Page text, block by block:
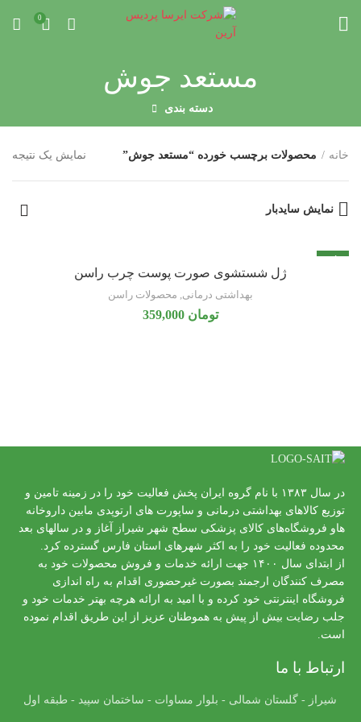
0
مستعد جوش
دسته بندی
خانه محصولات برچسب خورده “مستعد جوش” نمایش یک نتیجه
نمایش سایدبار
تازه
ژل شستشوی صورت پوست چرب راسن
بهداشتی درمانی, محصولات راسن
تومان
در سال ۱۳۸۳ با نام گروه ایران پخش فعالیت خود را در زمینه تامین و
توزیع کالاهای بهداشتی درمانی و ساپورت های ارتوپدی مابین داروخانه
هاو فروشگاه‌های کالای پزشکی سطح شهر شیراز آغاز و در سالهای بعد
محدوده فعالیت خود را به اکثر شهرهای استان فارس گسترده کرد.
از ابتدای سال ۱۴۰۰ جهت ارائه خدمات و فروش محصولات خود به
مصرف کنندگان ارجمند بصورت غیرحضوری اقدام به راه اندازی
فروشگاه اینترنتی خود کرده و با امید به ارائه هرچه بهتر خدمات خود و
جلب رضایت بیش از پیش به هموطنان عزیز از این طریق اقدام نموده
است.
ارتباط با ما
شیراز - گلستان شمالی - بلوار مساوات - ساختمان سپید - طبقه اول